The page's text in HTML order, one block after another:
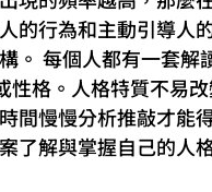
的行為和主動引導人
。 每個人都有一套
格。人格特質不易
間慢慢分析推敲才能
了解與掌握自己的人